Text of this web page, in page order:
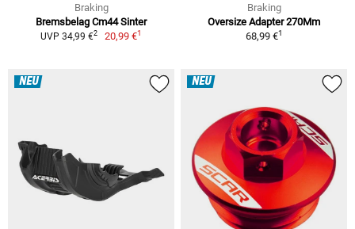
Braking
Bremsbelag Cm44 Sinter
UVP 34,99 €2 20,99 €1
Braking
Oversize Adapter 270Mm
68,99 €1
NEU NEU